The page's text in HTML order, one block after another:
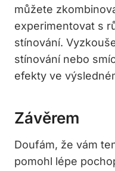
můžete
experimentovat s
stínování.
stínování nebo
efekty ve
Závěrem
Doufám, že vám
pomohl lépe